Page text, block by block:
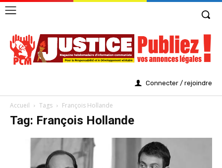
Connecter / rejoindre
Accueil Tags François Hollande
Tag: François Hollande